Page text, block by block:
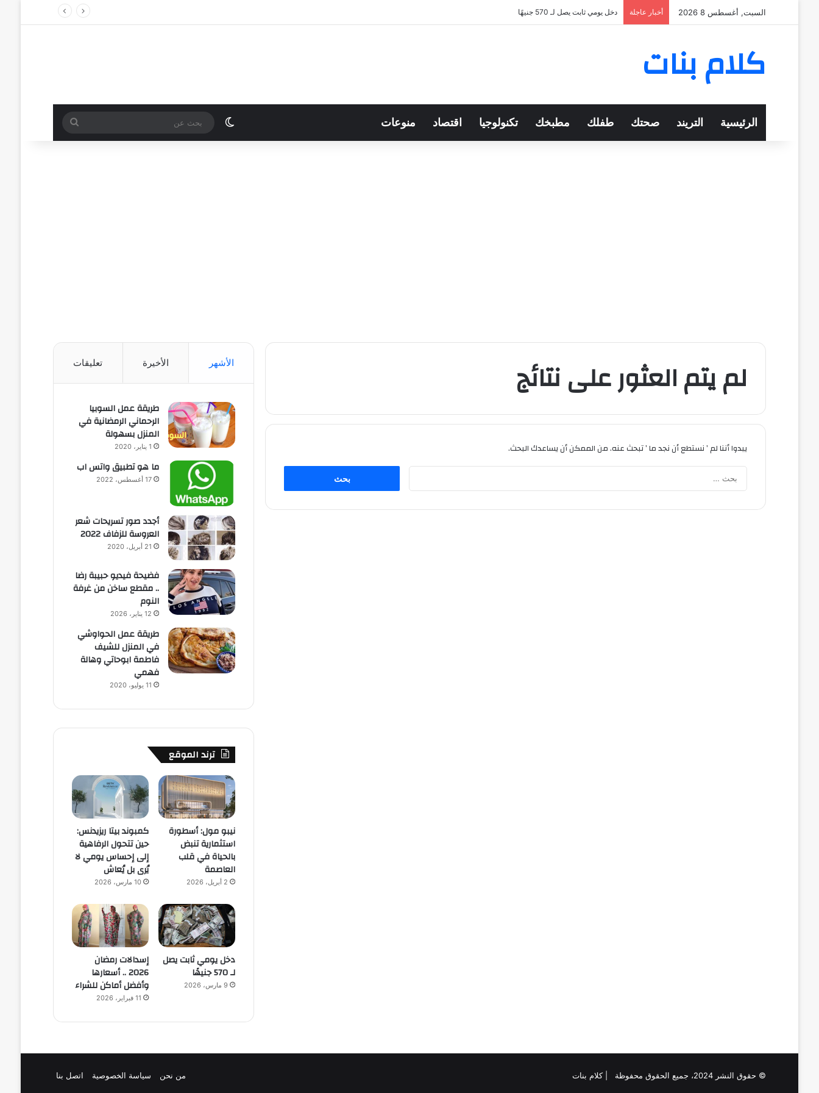
السبت, أغسطس 8 2026 أخبار عاجلة دخل يومي ثابت يصل لـ 570 جنيهًا
كلام بنات
الرئيسية التريند صحتك طفلك مطبخك تكنولوجيا اقتصاد منوعات الوضع المظلم
بحث
عن
لم يتم العثور على نتائج
يبدوا أننا لم ’ نستطع أن نجد ما ’ تبحث عنه. من الممكن أن يساعدك البحث.
الأشهر الأخيرة تعليقات
طريقة عمل السوبيا
الرحماني الرمضانية في
المنزل بسهولة
1 يناير، 2020
ما هو تطبيق واتس اب
17 أغسطس، 2022
أجدد صور تسريحات شعر
العروسة للزفاف 2022
21 أبريل، 2020
فضيحة فيديو حبيبة رضا
.. مقطع ساخن من غرفة
النوم
12 يناير، 2026
طريقة عمل الحواوشي
في المنزل للشيف
فاطمة ابوحاتي وهالة
فهمي
11 يوليو، 2020
ترند الموقع
نيبو مول: أسطورة
استثمارية تنبض
بالحياة في قلب
العاصمة
2 أبريل، 2026
كمبوند بيتا ريزيدنس:
حين تتحول الرفاهية
إلى إحساس يومي لا
يُرى بل يُعاش
10 مارس، 2026
دخل يومي ثابت يصل
لـ 570 جنيهًا
9 مارس، 2026
إسدالات رمضان
2026 .. أسعارها
وأفضل أماكن للشراء
11 فبراير، 2026
© حقوق النشر 2024، جميع الحقوق محفوظة | كلام بنات من نحن سياسة الخصوصية اتصل بنا